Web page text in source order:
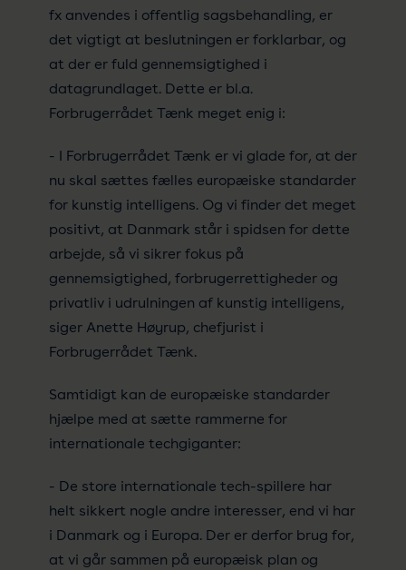
fx anvendes i offentlig sagsbehandling, er
det vigtigt at beslutningen er forklarbar, og
at der er fuld gennemsigtighed i
datagrundlaget. Dette er bl.a.
Forbrugerrådet Tænk meget enig i:
- I Forbrugerrådet Tænk er vi glade for, at der
nu skal sættes fælles europæiske standarder
for kunstig intelligens. Og vi finder det meget
positivt, at Danmark står i spidsen for dette
arbejde, så vi sikrer fokus på
gennemsigtighed, forbrugerrettigheder og
privatliv i udrulningen af kunstig intelligens,
siger Anette Høyrup, chefjurist i
Forbrugerrådet Tænk.
Samtidigt kan de europæiske standarder
hjælpe med at sætte rammerne for
internationale techgiganter:
- De store internationale tech-spillere har
helt sikkert nogle andre interesser, end vi har
i Danmark og i Europa. Der er derfor brug for,
at vi går sammen på europæisk plan og